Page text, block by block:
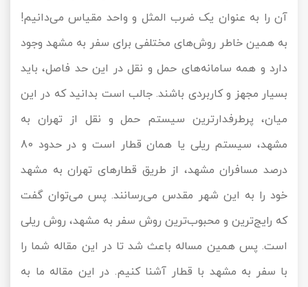
آن را به عنوان یک ضرب المثل و واحد مقیاس می‌دانیم!
به همین خاطر روش‌های مختلفی برای سفر به مشهد وجود
دارد و همه سامانه‌های حمل و نقل در این حد فاصل، باید
بسیار مجهز و کاربردی باشند. جالب است بدانید که در این
میان، پرطرفدارترین سیستم حمل و نقل از تهران به
مشهد، سیستم ریلی یا همان قطار است و در حدود 80
درصد مسافران مشهد، از طریق قطارهای تهران به مشهد
خود را به این شهر مقدس می‌رسانند. پس می‌توان گفت
که رایج‌ترین و محبوب‌ترین روش سفر به مشهد، روش ریلی
است. پس همین مساله باعث شد تا در این مقاله شما را
با سفر به مشهد با قطار آشنا کنیم. در این مقاله ما به
تور گلستان
تور سوباتان
تور مرداب هسل
تور کاشان
تور ترکمن صحرا
تور آفرود